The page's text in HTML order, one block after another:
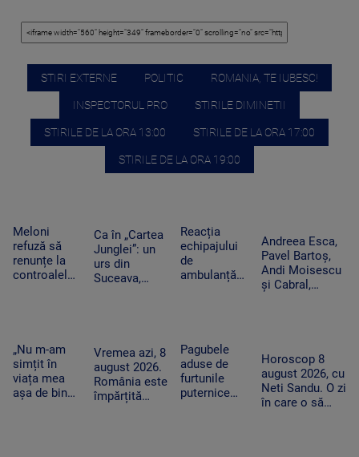
STIRI EXTERNE POLITIC ROMANIA, TE IUBESC!
INSPECTORUL PRO STIRILE DIMINETII
STIRILE DE LA ORA 13:00 STIRILE DE LA ORA 17:00
STIRILE DE LA ORA 19:00
Meloni
refuză să
renunțe la
controalele
Spania
ripostează
cu măsuri
similare
Ca în „Cartea
Junglei”: un
urs din
Suceava,
precum
adevăratul
Baloo
Reacția
echipajului
de
ambulanță
misiune.
Pacient era
un copil de
nici 2 ani
Andreea Esca,
Pavel Bartoș,
Andi Moisescu
și Cabral,
toamnă!”
„Nu m-am
simțit în
viața mea
așa de bine”
Vremea azi, 8
august 2026.
România este
împărțită
Pagubele
aduse de
furtunile
puternice
Horoscop 8
august 2026, cu
Neti Sandu. O zi
în care o să